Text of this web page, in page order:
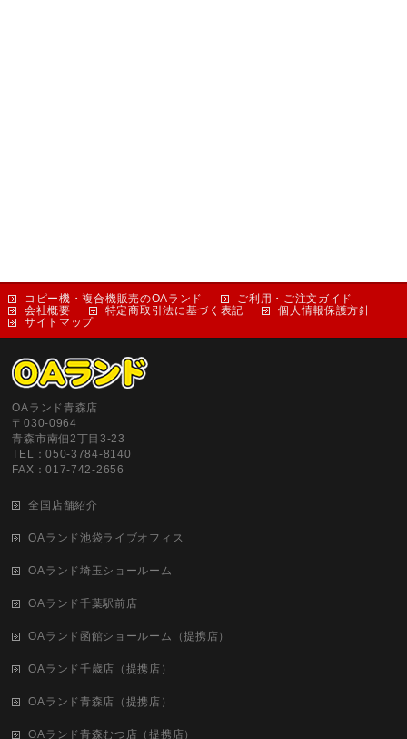
コピー機・複合機販売のOAランド
ご利用・ご注文ガイド
会社概要
特定商取引法に基づく表記
個人情報保護方針
サイトマップ
OAランド青森店
〒030-0964
青森市南佃2丁目3‐23
TEL：050-3784-8140
FAX：017-742-2656
全国店舗紹介
OAランド池袋ライブオフィス
OAランド埼玉ショールーム
OAランド千葉駅前店
OAランド函館ショールーム（提携店）
OAランド千歳店（提携店）
OAランド青森店（提携店）
OAランド青森むつ店（提携店）